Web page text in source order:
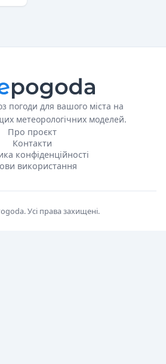
погоди для вашого міста на
метеорологічних моделей.
Про проєкт
Контакти
конфіденційності
використання
Усі права захищені.